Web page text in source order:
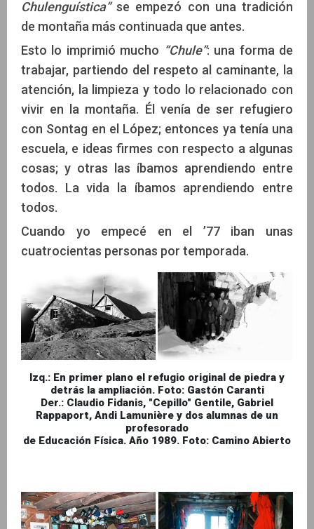
Chulenguística”se empezó con una tradición
de montaña más continuada que antes.
Esto lo imprimió mucho “Chule”: una forma de
trabajar, partiendo del respeto al caminante, la
atención, la limpieza y todo lo relacionado con
vivir en la montaña. Él venía de ser refugiero
con Sontag en el López; entonces ya tenía una
escuela, e ideas firmes con respecto a algunas
cosas; y otras las íbamos aprendiendo entre
todos. La vida la íbamos aprendiendo entre
todos.
Cuando yo empecé en el ’77 iban unas
cuatrocientas personas por temporada.
Izq.: En primer plano el refugio original de piedra y
detrás la ampliación. Foto: Gastón Caranti
Der.: Claudio Fidanis, "Cepillo" Gentile, Gabriel
Rappaport, Andi Lamunière y dos alumnas de un
profesorado
de Educación Física. Año 1989. Foto: Camino Abierto